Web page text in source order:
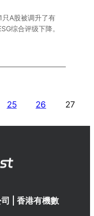
A股被调升了有
综合评级下降。
25 26 27
| 香港有機數